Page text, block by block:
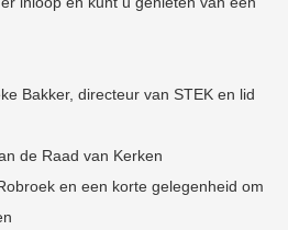
Bakker, directeur van STEK en lid
de Raad van Kerken
en een korte gelegenheid om